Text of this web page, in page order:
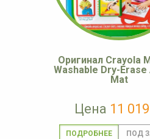
Оригинал Crayola
Washable Dry-
Mat
Цена 11
ПОДРОБНЕЕ